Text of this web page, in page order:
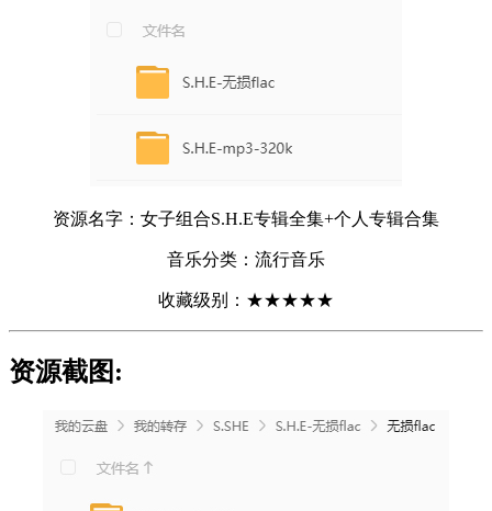
资源名字：女子组合S.H.E专辑全集+个人专辑合集
音乐分类：流行音乐
收藏级别：★★★★★
资源截图: